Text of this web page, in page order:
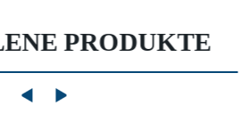
PRODUKTE